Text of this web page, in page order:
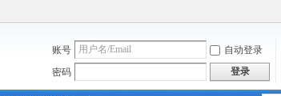
账号 自动登录
密码
登录